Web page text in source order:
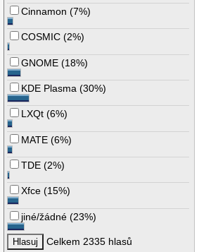
Cinnamon (7%)
COSMIC (2%)
GNOME (18%)
KDE Plasma (30%)
LXQt (6%)
MATE (6%)
TDE (2%)
Xfce (15%)
jiné/žádné (23%)
Celkem 2335 hlasů